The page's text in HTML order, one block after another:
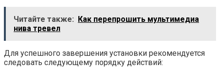
Читайте также:
Как перепрошить мультимедиа
нива тревел
Для успешного завершения установки рекомендуется
следовать следующему порядку действий: